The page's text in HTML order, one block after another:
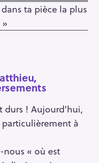
ta pièce la plus
durs ! Aujourd’hui,
à
« où est